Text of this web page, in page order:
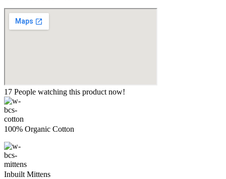
17 People watching this product now!
100% Organic Cotton
Inbuilt Mittens